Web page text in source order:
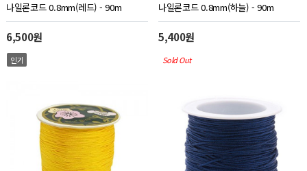
나일론코드 0.8mm(레드) - 90m
6,500원
인기
나일론코드 0.8mm(하늘) - 90m
5,400원
Sold Out